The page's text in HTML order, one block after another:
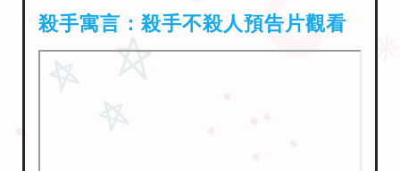
殺手寓言：殺手不殺人預告片觀看